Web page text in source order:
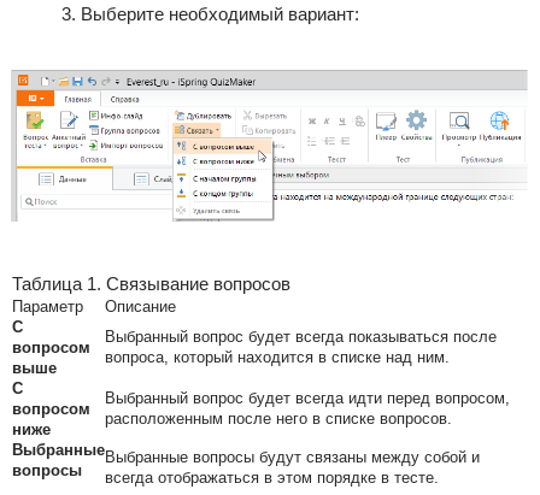
Выберите необходимый вариант:
Таблица 1. Связывание вопросов
Параметр
Описание
С
вопросом
выше
Выбранный вопрос будет всегда показываться после
вопроса, который находится в списке над ним.
С
вопросом
ниже
Выбранный вопрос будет всегда идти перед вопросом,
расположенным после него в списке вопросов.
Выбранные
вопросы
Выбранные вопросы будут связаны между собой и
всегда отображаться в этом порядке в тесте.